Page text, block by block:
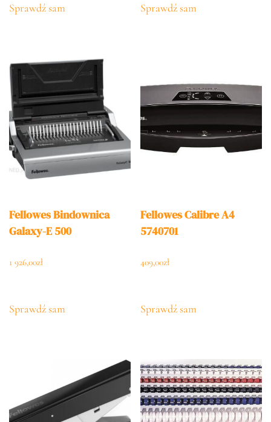
Sprawdź sam Sprawdź sam
Fellowes Bindownica
Galaxy-E 500
1 926,00zł
Sprawdź sam
Fellowes Calibre A4
5740701
409,00zł
Sprawdź sam